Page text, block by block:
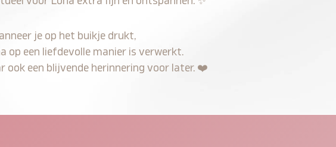
je op het buikje drukt,
op een liefdevolle manier is verwerkt.
ook een blijvende herinnering voor later. ❤️